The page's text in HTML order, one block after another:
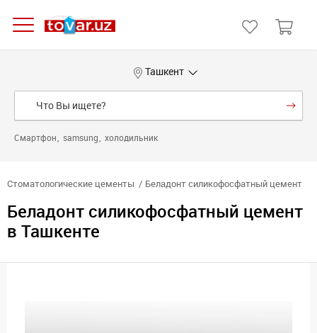
Ташкент
Смартфон samsung холодильник
Стоматологические цементы Беладонт силикофосфатный цемент
Беладонт силикофосфатный цемент
в Ташкенте